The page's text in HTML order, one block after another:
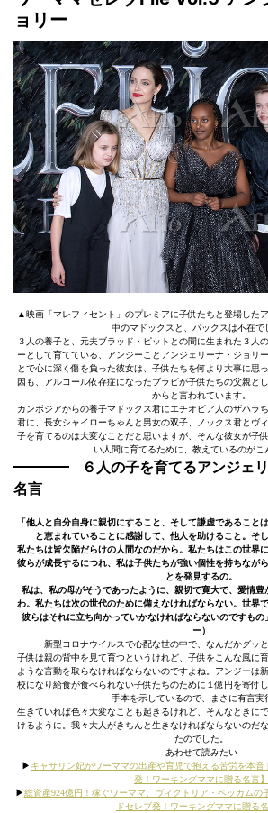
ョリー
▲映画「マレフィセント」のプレミアに子供たちと登場した
中のマドックスと、パックスは不在で
３人の養子と、元夫ブラッド・ピットとの間に生まれた３人
ーとして育てている、アンジーことアンジェリーナ・ジョリ
とで心に深く傷を負った彼女は、子供たちを何より大事に思
因も、アルコール依存症になったブラピが子供たちの父親と
からと言われています。
カンボジアからの養子マドックス君にエチオピア人のザハラ
君に、長女シャイローちゃんと男女の双子、ノックス君とヴ
子を育てるのは大変なことだと思いますが、そんな彼女が子
い人間に育てるために、教えているのがこ
６人の子を育てるアンジェ
名言
「他人と自分自身に親切にすること、そして謙虚であること
と恵まれていることに感謝して、他人を助けること。そ
私たちは皆欠陥だらけの人間なのだから。私たちはこの世界
彼らが成長するにつれ、私は子供たちが強い個性を持ちなが
とを発見するの。
私は、私の母がそうであったように、親切で寛大で、愛情豊
わ。私たちは次の世代のために備えなければならない。世界
彼らはそれに立ち向かっていかなければならないのですもの
ー）
新型コロナウイルスで心配な世の中で、なんだかグッ
子供は親の背中を見て育つというけれど、子供をこんな風に
ような言動を取らなければならないのですよね。アンジーは
校になり給食が食べられない子供たちのために１億円を寄付
手本を示しているので、まさに有言
生きていれば色々大変なことも起きるけれど、そんなときに
けるように。我々大人がきちんと生きなければならないのだ
たのでした。
あわせて読みたい
▶︎ キャサリン妃がワーママの出産や育児で抱える苦労を本
発！ワーキングママに贈る名言】
▶︎総資産924億円！稼ぐワーママ、ヴィクトリア・ベッカムの
ドセレブ発！ワーキングママに贈る名